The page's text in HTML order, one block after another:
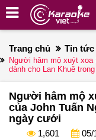
Trang chủ Tin tức
Người hâm mộ xuýt
dành cho Lan Khuê
Người hâm mộ
của John Tuấn
ngày cưới
1,601 05/